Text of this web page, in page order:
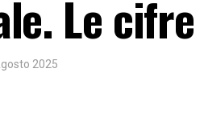
Le
2025